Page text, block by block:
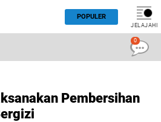
POPULER
JELAJAHI
Pembersihan
0